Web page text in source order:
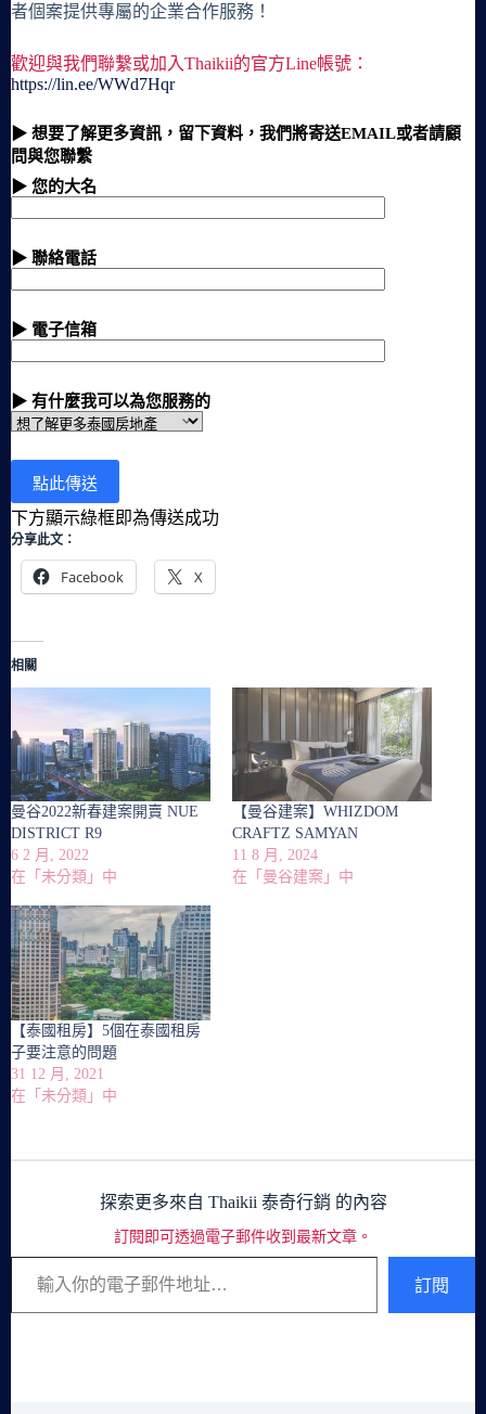
者個案提供專屬的企業合作服務！
歡迎與我們聯繫或加入Thaikii的官方Line帳號：
https://lin.ee/WWd7Hqr
▶ 想要了解更多資訊，留下資料，我們將寄送EMAIL或者請顧
問與您聯繫
▶ 您的大名
▶ 聯絡電話
▶ 電子信箱
▶ 有什麼我可以為您服務的
下方顯示綠框即為傳送成功
分享此文：
Facebook X
相關
曼谷2022新春建案開賣 NUE
DISTRICT R9
6 2 月, 2022
在「未分類」中
【曼谷建案】WHIZDOM
CRAFTZ SAMYAN
11 8 月, 2024
在「曼谷建案」中
【泰國租房】5個在泰國租房
子要注意的問題
31 12 月, 2021
在「未分類」中
探索更多來自 Thaikii 泰奇行銷 的內容
訂閱即可透過電子郵件收到最新文章。
輸入你的電子郵件地址…
訂閱